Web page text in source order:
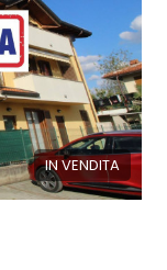
IN VENDITA